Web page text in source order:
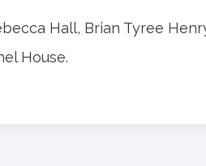
Hall, Brian Tyree
House.